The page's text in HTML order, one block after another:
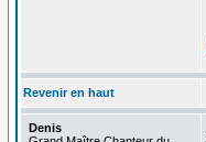
Revenir en haut
Denis